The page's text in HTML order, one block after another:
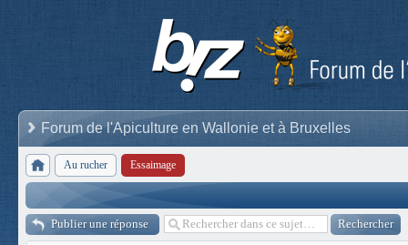
Forum de l'Apiculture en Wallonie et à Bruxelles
Au rucher Essaimage
Publier une réponse